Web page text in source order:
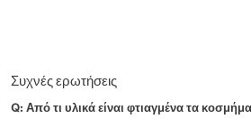
Συχνές ερωτήσεις
Q: Από τι υλικά είναι φτιαγμένα τα